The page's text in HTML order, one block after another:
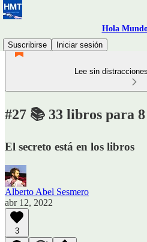
Hola
Suscribirse
Iniciar sesión
Lee sin
#27 📚 33 libros para
El secreto está en los libros
Alberto Abel Sesmero
abr 12, 2022
3